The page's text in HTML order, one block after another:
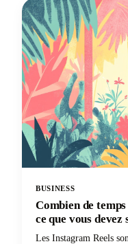
pour créer un nom de
parfaitement adapté à
BUSINESS
Combien de
ce que vous devez
Les Instagram Reels